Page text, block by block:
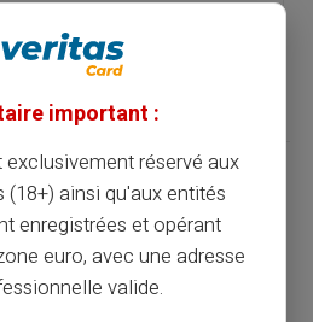
important :
exclusivement réservé aux
(18+) ainsi qu'aux entités
enregistrées et opérant
euro, avec une adresse
valide.